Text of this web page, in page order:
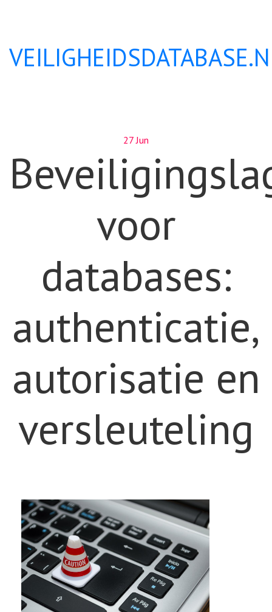
27 Jun
voor
databases:
authenticatie,
autorisatie en
versleuteling